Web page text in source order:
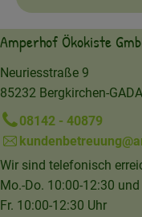
Amperhof Ökokiste
Neuriesstraße 9
85232 Bergkirchen-GADA
08142 - 40879
Wir sind telefonisch
Mo.-Do. 10:00-12:30
Fr. 10:00-12:30 Uhr